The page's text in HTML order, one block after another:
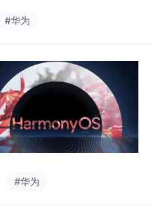
#华为
#华为